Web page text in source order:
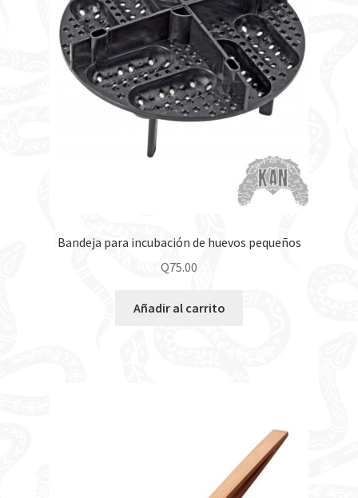
Bandeja para incubación de huevos pequeños
Q75.00
Añadir al carrito